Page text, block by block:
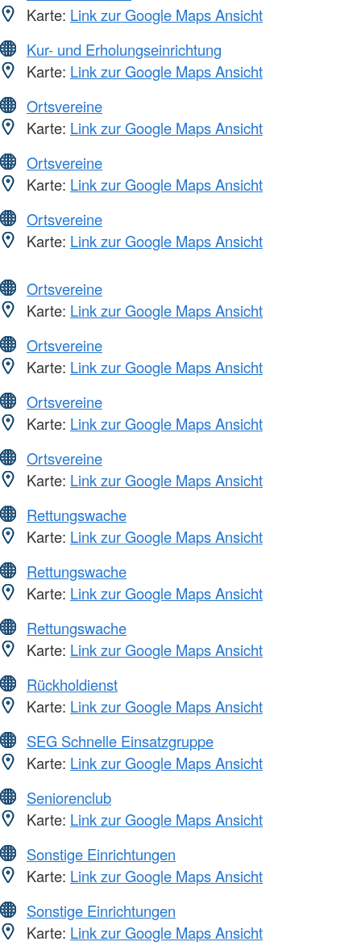
Karte: Link zur Google Maps Ansicht
Kur- und Erholungseinrichtung
Karte: Link zur Google Maps Ansicht
Ortsvereine
Karte: Link zur Google Maps Ansicht
Ortsvereine
Karte: Link zur Google Maps Ansicht
Ortsvereine
Karte: Link zur Google Maps Ansicht
Ortsvereine
Karte: Link zur Google Maps Ansicht
Ortsvereine
Karte: Link zur Google Maps Ansicht
Ortsvereine
Karte: Link zur Google Maps Ansicht
Ortsvereine
Karte: Link zur Google Maps Ansicht
Rettungswache
Karte: Link zur Google Maps Ansicht
Rettungswache
Karte: Link zur Google Maps Ansicht
Rettungswache
Karte: Link zur Google Maps Ansicht
Rückholdienst
Karte: Link zur Google Maps Ansicht
SEG Schnelle Einsatzgruppe
Karte: Link zur Google Maps Ansicht
Seniorenclub
Karte: Link zur Google Maps Ansicht
Sonstige Einrichtungen
Karte: Link zur Google Maps Ansicht
Sonstige Einrichtungen
Karte: Link zur Google Maps Ansicht